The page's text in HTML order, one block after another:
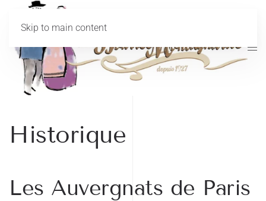
Skip to main content
Historique
Les Auvergnats de Paris